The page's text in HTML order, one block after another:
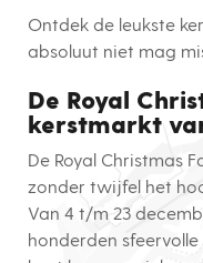
Ontdek de leukste
absoluut niet mag
De Royal
kerstmarkt
De Royal Christmas
zonder twijfel het
Van 4 t/m 23
honderden